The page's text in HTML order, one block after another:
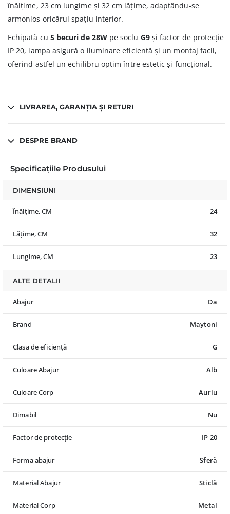
înălțime, 23 cm lungime și 32 cm lățime, adaptându-se
armonios oricărui spațiu interior.
Echipată cu 5 becuri de 28Wpe soclu G9și factor de protecție
IP 20, lampa asigură o iluminare eficientă și un montaj facil,
oferind astfel un echilibru optim între estetic și funcțional.
LIVRAREA, GARANȚIA ȘI RETURI
DESPRE BRAND
Specificațiile Produsului
DIMENSIUNI
Înălțime, CM 24
Lățime, CM 32
Lungime, CM 23
ALTE DETALII
Abajur Da
Brand Maytoni
Clasa de eficiență G
Culoare Abajur Alb
Culoare Corp Auriu
Dimabil Nu
Factor de protecție IP 20
Forma abajur Sferă
Material Abajur Sticlă
Material Corp Metal